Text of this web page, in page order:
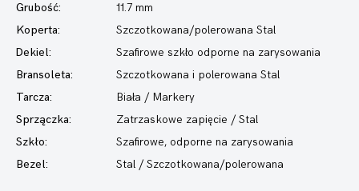
Grubość:
11.7 mm
Koperta:
Szczotkowana/polerowana Stal
Dekiel:
Szafirowe szkło odporne na zarysowania
Bransoleta:
Szczotkowana i polerowana Stal
Tarcza:
Biała / Markery
Sprzączka:
Zatrzaskowe zapięcie / Stal
Szkło:
Szafirowe, odporne na zarysowania
Bezel:
Stal / Szczotkowana/polerowana